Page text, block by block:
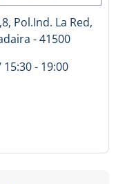
Pol.Ind. La Red,
- 41500
- 19:00